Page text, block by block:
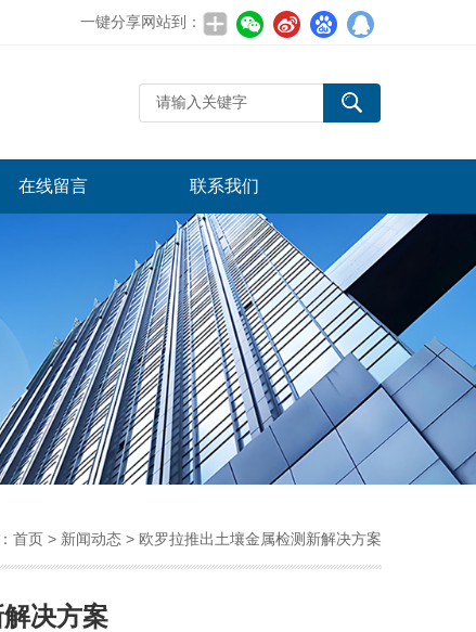
一键分享网站到：
在线留言 联系我们
首页 > 新闻动态 > 欧罗拉推出土壤金属检测新解决方案
决方案